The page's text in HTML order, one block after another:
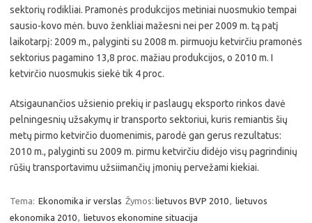
sektorių rodikliai. Pramonės produkcijos metiniai nuosmukio tempai
sausio-kovo mėn. buvo ženkliai mažesni nei per 2009 m. tą patį
laikotarpį: 2009 m., palyginti su 2008 m. pirmuoju ketvirčiu pramonės
sektorius pagamino 13,8 proc. mažiau produkcijos, o 2010 m. I
ketvirčio nuosmukis siekė tik 4 proc.
Atsigaunančios užsienio prekių ir paslaugų eksporto rinkos davė
pelningesnių užsakymų ir transporto sektoriui, kuris remiantis šių
metų pirmo ketvirčio duomenimis, parodė gan gerus rezultatus:
2010 m., palyginti su 2009 m. pirmu ketvirčiu didėjo visų pagrindinių
rūšių transportavimu užsiimančių įmonių pervežami kiekiai.
Tema: Ekonomika ir verslas Žymos: lietuvos BVP 2010, lietuvos
ekonomika 2010, lietuvos ekonomine situacija